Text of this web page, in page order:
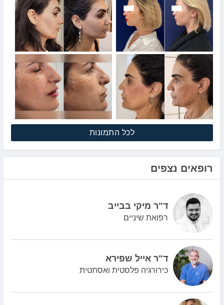
לכל התמונות
רופאים נצפים
ד"ר מיקי בבייב
רפואת שיניים
ד"ר אייל שפירא
כירורגיה פלסטית ואסתטית